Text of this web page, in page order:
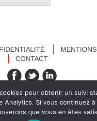
CONTACT
pour obtenir un suivi
Analytics. Si vous continuez
que vous en êtes